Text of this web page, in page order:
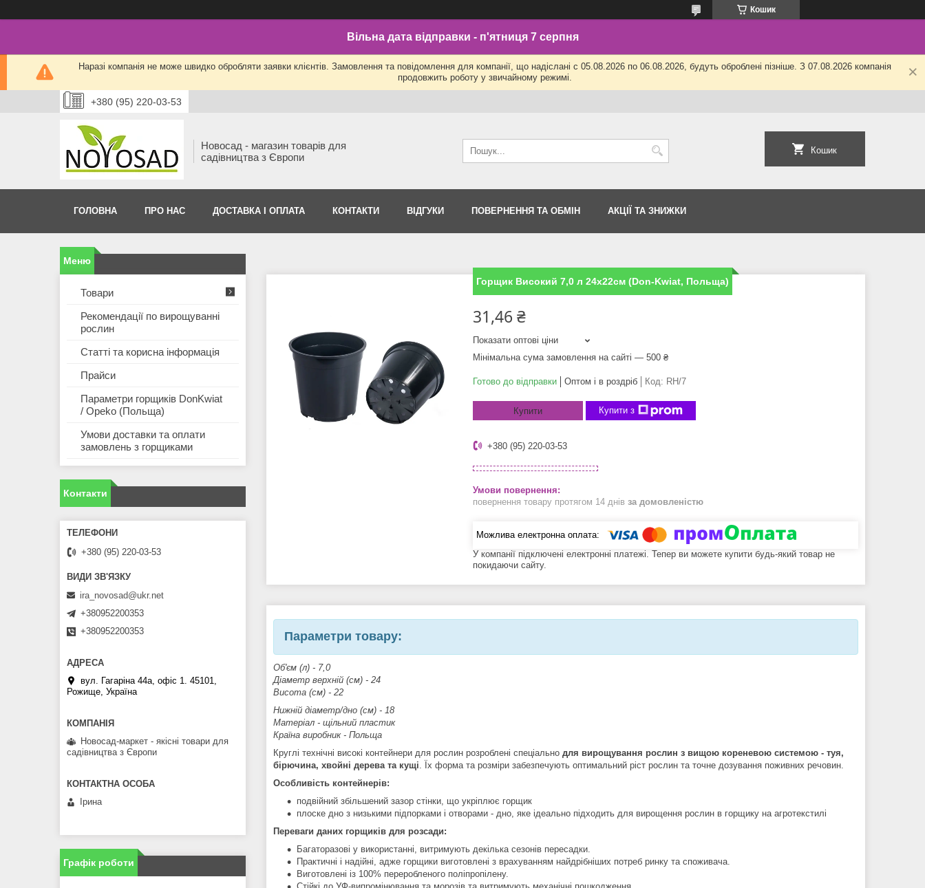
Кошик
Вільна дата відправки - п'ятниця 7 серпня
Наразі компанія не може швидко обробляти заявки клієнтів. Замовлення та повідомлення для компанії, що надіслані с 05.08.2026 по 06.08.2026, будуть оброблені пізніше. З 07.08.2026 компанія
продовжить роботу у звичайному режимі.
+380 (95) 220-03-53
Новосад - магазин товарів для
садівництва з Європи
Кошик
ГОЛОВНА ПРО НАС ДОСТАВКА І ОПЛАТА КОНТАКТИ ВІДГУКИ ПОВЕРНЕННЯ ТА ОБМІН АКЦІЇ ТА ЗНИЖКИ
Горщик Високий 7,0 л 24х22см (Don-Kwiat, Польща)
31,46 ₴
Показати оптові ціни
Мінімальна сума замовлення на сайті — 500 ₴
Готово до відправки Оптом і в роздріб Код: RH/7
Купити Купити з
+380 (95) 220-03-53
повернення товару протягом 14 днів за домовленістю
У компанії підключені електронні платежі. Тепер ви можете купити будь-який товар не
покидаючи сайту.
Параметри товару:
Об'єм (л) - 7,0
Діаметр верхній (см) - 24
Висота (см) - 22
Нижній діаметр/дно (см) - 18
Матеріал - щільний пластик
Країна виробник - Польща
Круглі технічні високі контейнери для рослин розроблені спеціально для вирощування рослин з вищою кореневою системою - туя,
бірючина, хвойні дерева та кущі . Їх форма та розміри забезпечують оптимальний ріст рослин та точне дозування поживних речовин.
Особливість контейнерів:
подвійний збільшений зазор стінки, що укріплює горщик
плоске дно з низькими підпорками і отворами - дно, яке ідеально підходить для вирощення рослин в горщику на агротекстилі
Переваги даних горщиків для розсади:
Багаторазові у використанні, витримують декілька сезонів пересадки.
Практичні і надійні, адже горщики виготовлені з врахуванням найдрібніших потреб ринку та споживача.
Виготовлені із 100% переробленого поліпропілену.
Товари
Рекомендації по вирощуванні
рослин
Статті та корисна інформація
Прайси
Параметри горщиків DonKwiat
/ Opeko (Польща)
Умови доставки та оплати
замовлень з горщиками
Контакти
+380 (95) 220-03-53
ira_novosad@ukr.net
+380952200353
+380952200353
вул. Гагаріна 44а, офіс 1. 45101,
Рожище, Україна
Новосад-маркет - якісні товари для
садівництва з Європи
Ірина
Графік роботи